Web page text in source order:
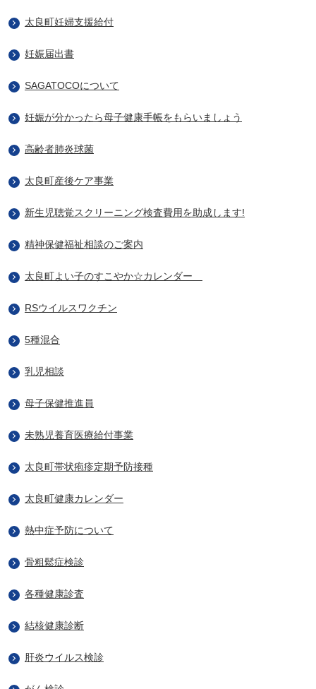
太良町妊婦支援給付
妊娠届出書
SAGATOCOについて
妊娠が分かったら母子健康手帳をもらいましょう
高齢者肺炎球菌
太良町産後ケア事業
新生児聴覚スクリーニング検査費用を助成します!
精神保健福祉相談のご案内
太良町よい子のすこやか☆カレンダー
RSウイルスワクチン
5種混合
乳児相談
母子保健推進員
未熟児養育医療給付事業
太良町帯状疱疹定期予防接種
太良町健康カレンダー
熱中症予防について
骨粗鬆症検診
各種健康診査
結核健康診断
肝炎ウイルス検診